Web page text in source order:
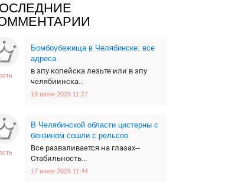
Бомбоубежища в Челябинске: все
адреса
в зпу копейска лезьте или в зпу
челябиинска...
18 июля 2026 11:27
В Челябинской области цистерны с
бензином сошли с рельсов
Все разваливается на глазах--
Стабильность...
17 июля 2026 11:44